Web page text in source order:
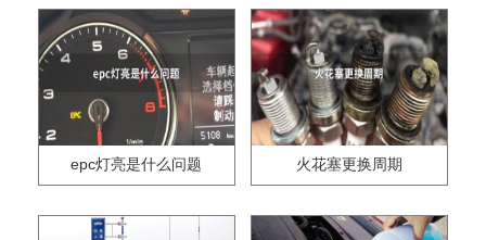
epc灯亮是什么问题 火花塞更换周期